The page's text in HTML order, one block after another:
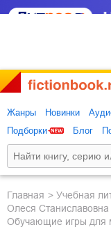
Жанры Новинки
Подборки
Блог
Главная
учебная
Олеся
Обучающие игры